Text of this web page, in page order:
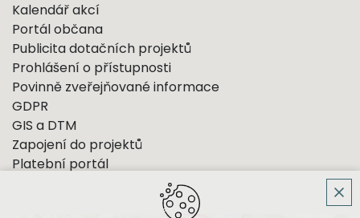
Kalendář akcí
Portál občana
Publicita dotačních projektů
Prohlášení o přístupnosti
Povinně zveřejňované informace
GDPR
GIS a DTM
Zapojení do projektů
Platební portál